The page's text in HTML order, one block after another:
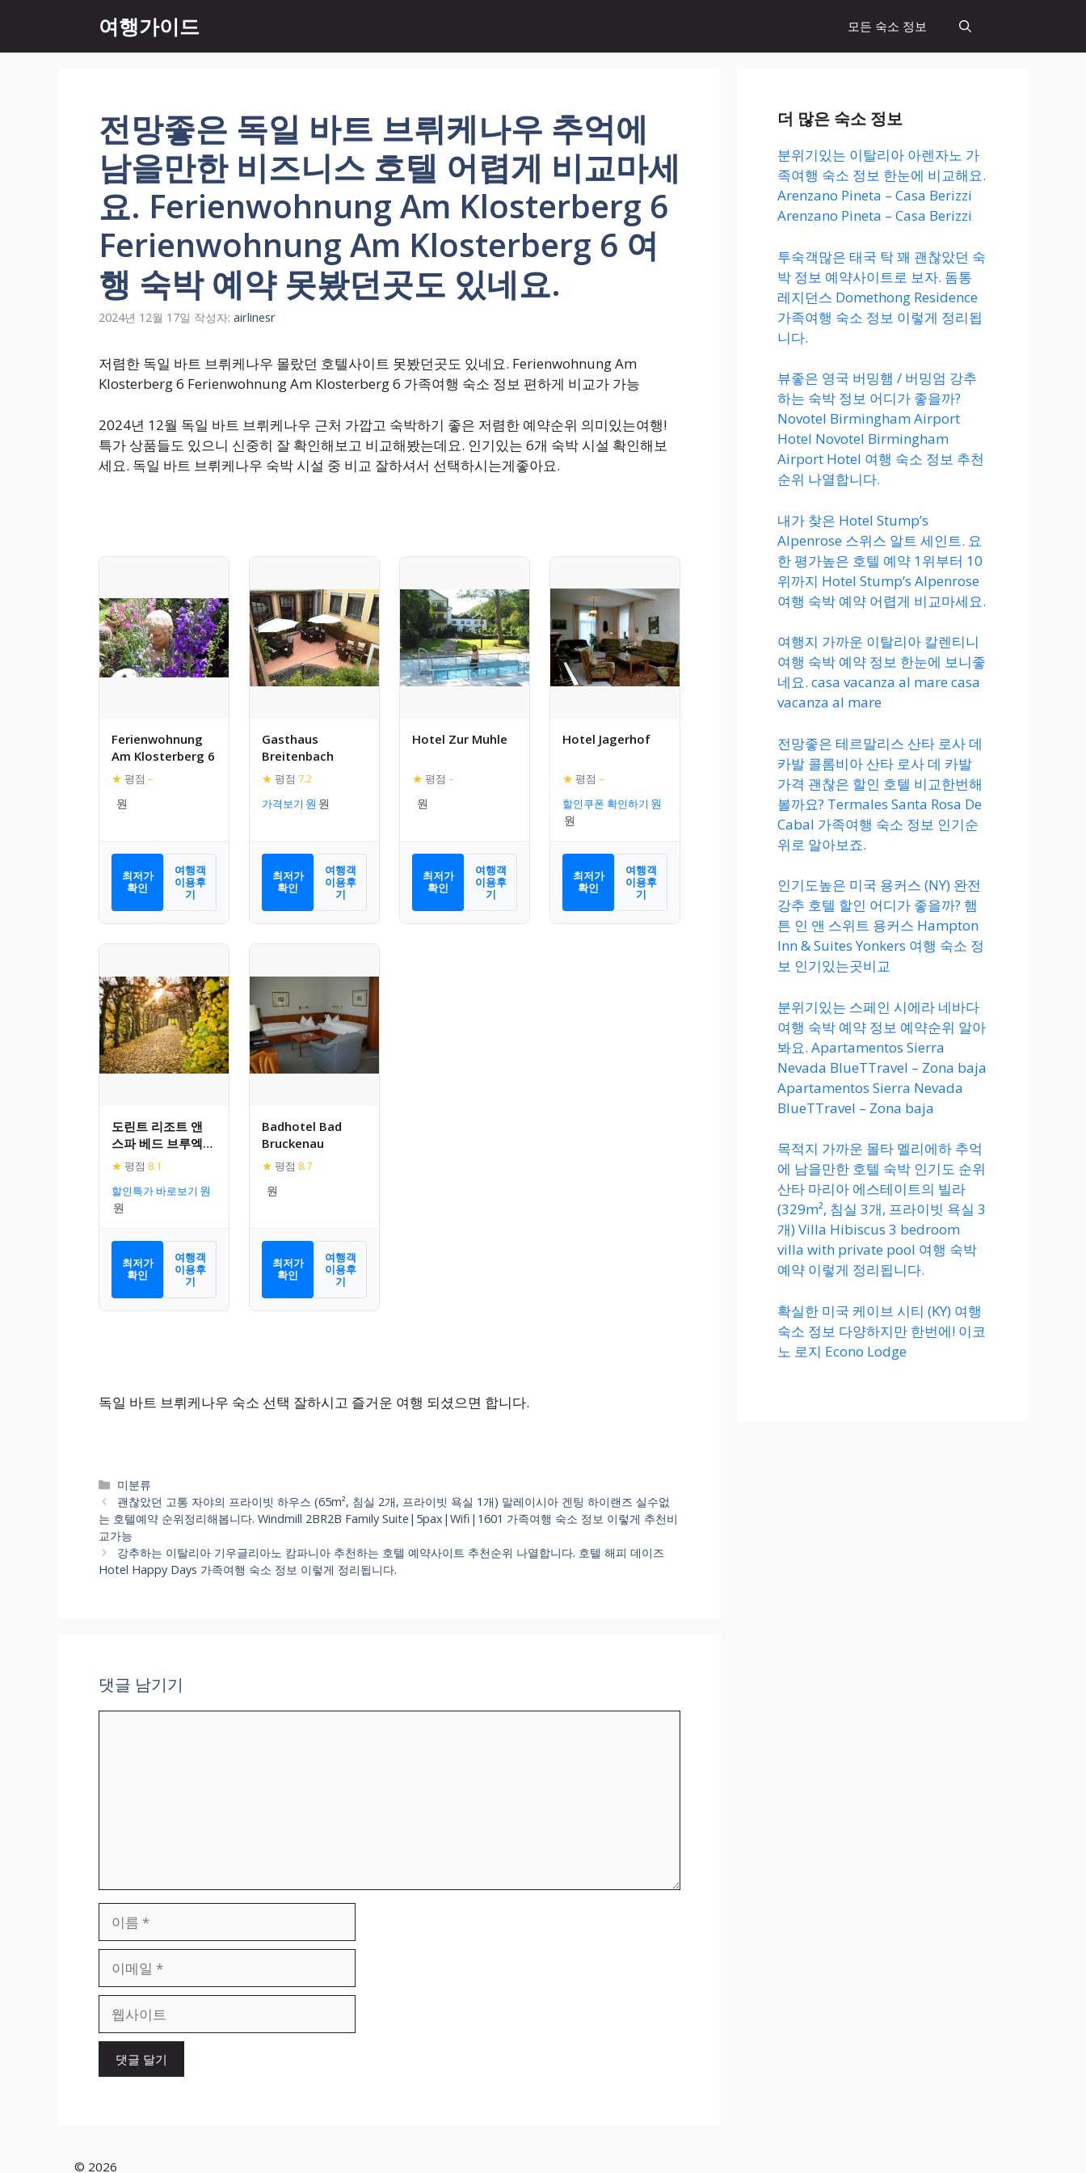
츠
여행가이드 모든 숙소 정보
전망좋은 독일 바트 브뤼케나우 추억에
남을만한 비즈니스 호텔 어렵게 비교마세
요. Ferienwohnung Am Klosterberg 6
Ferienwohnung Am Klosterberg 6 여
행 숙박 예약 못봤던곳도 있네요.
2024년 12월 17일 작성자: airlinesr
저렴한 독일 바트 브뤼케나우 몰랐던 호텔사이트 못봤던곳도 있네요. Ferienwohnung Am
Klosterberg 6 Ferienwohnung Am Klosterberg 6 가족여행 숙소 정보 편하게 비교가 가능
2024년 12월 독일 바트 브뤼케나우 근처 가깝고 숙박하기 좋은 저렴한 예약순위 의미있는여행!
특가 상품들도 있으니 신중히 잘 확인해보고 비교해봤는데요. 인기있는 6개 숙박 시설 확인해보
세요. 독일 바트 브뤼케나우 숙박 시설 중 비교 잘하셔서 선택하시는게좋아요.
Ferienwohnung
Am Klosterberg 6
★ 평점 –
최저가
확인
여행객
이용후
기
Gasthaus
Breitenbach
★ 평점 7.2
가격보기
최저가
확인
여행객
이용후
기
Hotel Zur Muhle
★ 평점 –
최저가
확인
여행객
이용후
기
Hotel Jagerhof
★ 평점 –
할인쿠폰 확인하기
최저가
확인
여행객
이용후
기
도린트 리조트 앤
스파 베드 브루엑케
나우
★ 평점 8.1
할인특가 바로보기
최저가
확인
여행객
이용후
기
Badhotel Bad
Bruckenau
★ 평점 8.7
최저가
확인
여행객
이용후
기
독일 바트 브뤼케나우 숙소 선택 잘하시고 즐거운 여행 되셨으면 합니다.
카
테
고
리
미분류
괜찮았던 고통 자야의 프라이빗 하우스 (65m², 침실 2개, 프라이빗 욕실 1개) 말레이시아 겐팅 하이랜즈 실수없
는 호텔예약 순위정리해봅니다. Windmill 2BR2B Family Suite|5pax|Wifi|1601 가족여행 숙소 정보 이렇게 추천비
교가능
강추하는 이탈리아 기우글리아노 캄파니아 추천하는 호텔 예약사이트 추천순위 나열합니다. 호텔 해피 데이즈
Hotel Happy Days 가족여행 숙소 정보 이렇게 정리됩니다.
댓글 남기기
일
이
더 많은 숙소 정보
분위기있는 이탈리아 아렌자노 가
족여행 숙소 정보 한눈에 비교해요.
Arenzano Pineta – Casa Berizzi
Arenzano Pineta – Casa Berizzi
투숙객많은 태국 탁 꽤 괜찮았던 숙
박 정보 예약사이트로 보자. 돔통
레지던스 Domethong Residence
가족여행 숙소 정보 이렇게 정리됩
니다.
뷰좋은 영국 버밍햄 / 버밍엄 강추
하는 숙박 정보 어디가 좋을까?
Novotel Birmingham Airport
Hotel Novotel Birmingham
Airport Hotel 여행 숙소 정보 추천
순위 나열합니다.
내가 찾은 Hotel Stump’s
Alpenrose 스위스 알트 세인트. 요
한 평가높은 호텔 예약 1위부터 10
위까지 Hotel Stump’s Alpenrose
여행 숙박 예약 어렵게 비교마세요.
여행지 가까운 이탈리아 칼렌티니
여행 숙박 예약 정보 한눈에 보니좋
네요. casa vacanza al mare casa
vacanza al mare
전망좋은 테르말리스 산타 로사 데
카발 콜롬비아 산타 로사 데 카발
가격 괜찮은 할인 호텔 비교한번해
볼까요? Termales Santa Rosa De
Cabal 가족여행 숙소 정보 인기순
위로 알아보죠.
인기도높은 미국 용커스 (NY) 완전
강추 호텔 할인 어디가 좋을까? 햄
튼 인 앤 스위트 용커스 Hampton
Inn & Suites Yonkers 여행 숙소 정
보 인기있는곳비교
분위기있는 스페인 시에라 네바다
여행 숙박 예약 정보 예약순위 알아
봐요. Apartamentos Sierra
Nevada BlueTTravel – Zona baja
Apartamentos Sierra Nevada
BlueTTravel – Zona baja
목적지 가까운 몰타 멜리에하 추억
에 남을만한 호텔 숙박 인기도 순위
산타 마리아 에스테이트의 빌라
(329m², 침실 3개, 프라이빗 욕실 3
개) Villa Hibiscus 3 bedroom
villa with private pool 여행 숙박
예약 이렇게 정리됩니다.
확실한 미국 케이브 시티 (KY) 여행
숙소 정보 다양하지만 한번에! 이코
노 로지 Econo Lodge
© 2026